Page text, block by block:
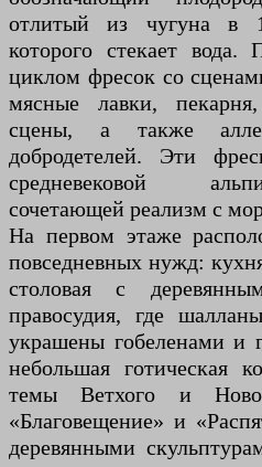
отлитый из чугуна в
которого стекает вода.
циклом фресок со
мясные лавки,
сцены, а также
добродетелей. Эти
средневековой
сочетающей реализм с
На первом этаже
повседневных нужд:
столовая с
правосудия, где
украшены гобеленами и
небольшая готическая
темы Ветхого и
«Благовещение» и
деревянными